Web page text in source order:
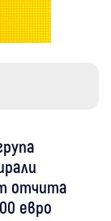
отчита
евро